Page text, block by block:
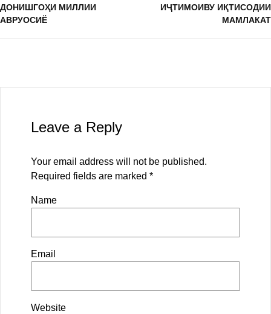
ДОНИШГОҲИ МИЛЛИИ
АВРУОСИЁ
ИҶТИМОИВУ ИҚТИСОДИИ
МАМЛАКАТ
Leave a Reply
Your email address will not be published.
Required fields are marked *
Name
Email
Website